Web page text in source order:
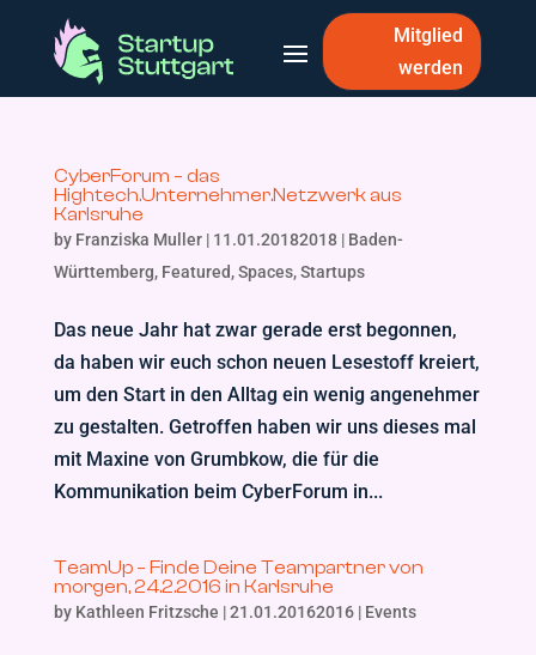
Mitglied
werden
CyberForum – das
Hightech.Unternehmer.Netzwerk aus
Karlsruhe
by Franziska Muller| 11.01.20182018| Baden-
Württemberg, Featured,Spaces,Startups
Das neue Jahr hat zwar gerade erst begonnen,
da haben wir euch schon neuen Lesestoff kreiert,
um den Start in den Alltag ein wenig angenehmer
zu gestalten. Getroffen haben wir uns dieses mal
mit Maxine von Grumbkow, die für die
Kommunikation beim CyberForum in...
TeamUp – Finde Deine Teampartner von
morgen, 24.2.2016 in Karlsruhe
by Kathleen Fritzsche |21.01.20162016| Events